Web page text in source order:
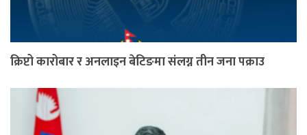
क्रिप्टो कारोबार र अनलाइन बेटिङमा संलग्न तीन जना पक्राउ